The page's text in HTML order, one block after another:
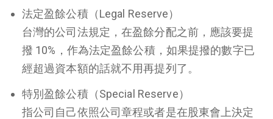
法定盈餘公積（Legal Reserve）
台灣的公司法規定，在盈餘分配之前，應該要提
撥 10%，作為法定盈餘公積，如果提撥的數字已
經超過資本額的話就不用再提列了。
特別盈餘公積（Special Reserve）
指公司自己依照公司章程或者是在股東會上決定